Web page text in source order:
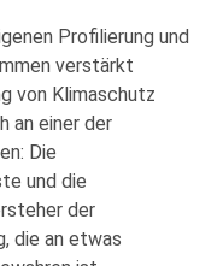
Profilierung und
verstärkt
von Klimaschutz
an einer der
Die
und die
der
die an etwas